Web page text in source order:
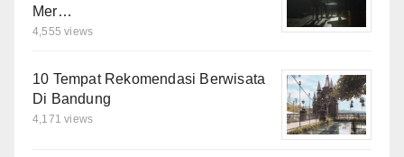
Mer…
4,555 views
10 Tempat Rekomendasi Berwisata
Di Bandung
4,171 views